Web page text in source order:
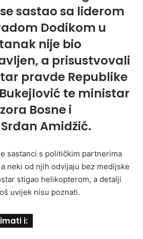
sastao sa liderom
Dodikom u
nije bio
a prisustvovali
pravde Republike
te ministar
Bosne i
Amidžić.
sastanci s političkim partnerima
neki od njih odvijaju bez medijske
stigao helikopterom, a detalji
uvijek nisu poznati.
i: